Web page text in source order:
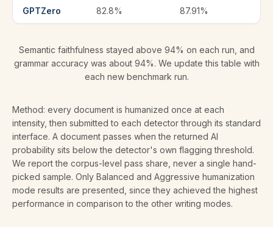
GPTZero 82.8% 87.91%
Semantic faithfulness stayed above 94% on each run, and
grammar accuracy was about 94%. We update this table with
each new benchmark run.
Method: every document is humanized once at each
intensity, then submitted to each detector through its standard
interface. A document passes when the returned AI
probability sits below the detector's own flagging threshold.
We report the corpus-level pass share, never a single hand-
picked sample. Only Balanced and Aggressive humanization
mode results are presented, since they achieved the highest
performance in comparison to the other writing modes.